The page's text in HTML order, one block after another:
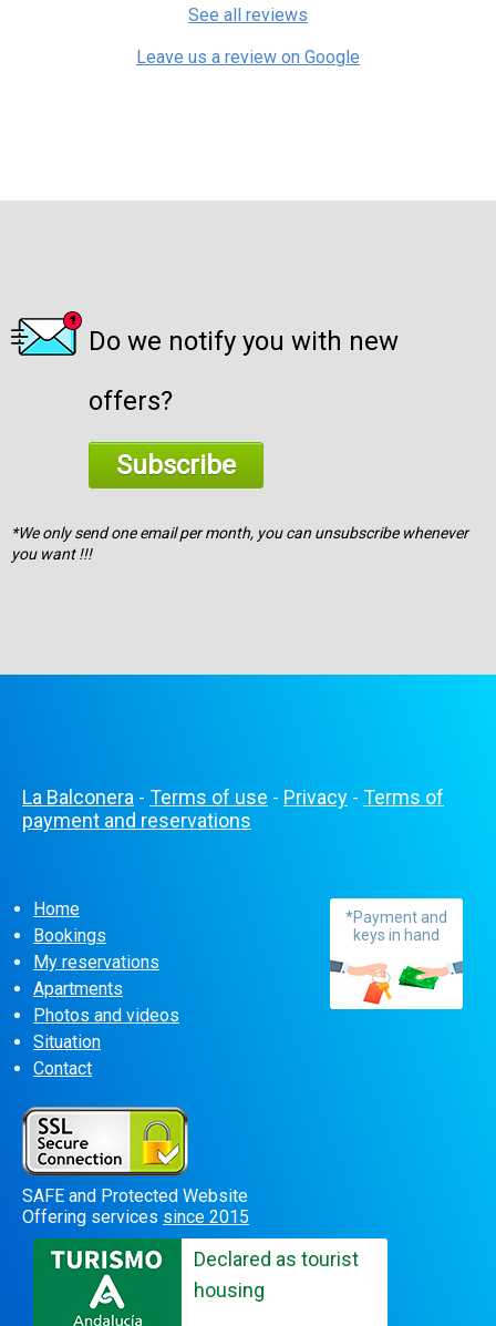
See all reviews
Leave us a review on Google
Do we notify you with new
offers?
Subscribe
*We only send one email per month, you can unsubscribe whenever
you want !!!
La Balconera - Terms of use - Privacy - Terms of
payment and reservations
Home
Bookings
My reservations
Apartments
Photos and videos
Situation
Contact
*Payment and
keys in hand
SAFE and Protected Website
Offering services since 2015
Declared as tourist
housing